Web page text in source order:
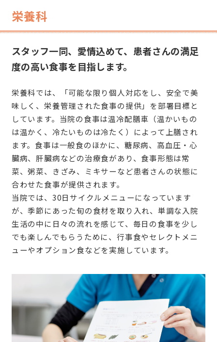
栄養科
スタッフ一同、愛情込めて、患者さんの満足
度の高い食事を目指します。
栄養科では、「可能な限り個人対応をし、安全で美
味しく、栄養管理された食事の提供」を部署目標と
しています。当院の食事は温冷配膳車（温かいもの
は温かく、冷たいものは冷たく）によって上膳され
ます。食事は一般食のほかに、糖尿病、高血圧・心
臓病、肝臓病などの治療食があり、食事形態は常
菜、粥菜、きざみ、ミキサーなど患者さんの状態に
合わせた食事が提供されます。
当院では、30日サイクルメニューになっています
が、季節にあった旬の食材を取り入れ、単調な入院
生活の中に日々の流れを感じて、毎日の食事を少し
でも楽しんでもらうために、行事食やセレクトメニ
ューやオプション食などを実施しています。